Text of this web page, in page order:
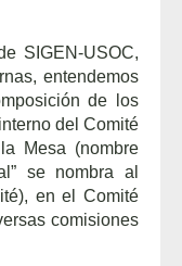
SIGEN-USOC,
entendemos
de los
del Comité
Mesa (nombre
se nombra al
en el Comité
comisiones